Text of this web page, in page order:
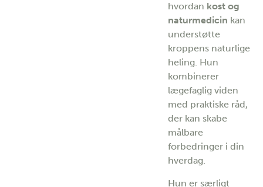
hvordan kost og
naturmedicin kan
understøtte
kroppens naturlige
heling. Hun
kombinerer
lægefaglig viden
med praktiske råd,
der kan skabe
målbare
forbedringer i din
hverdag.
Hun er særligt